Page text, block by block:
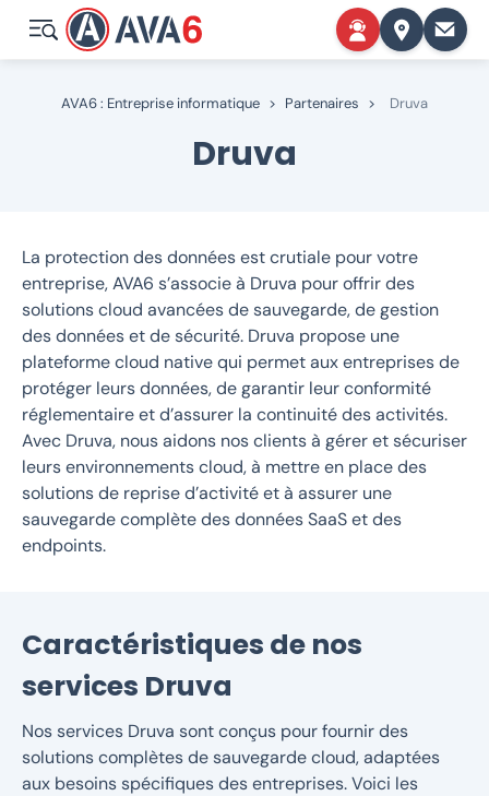
AVA6 : Entreprise informatique > Partenaires > Druva
Druva
La protection des données estcrutiale pour votre
entreprise,AVA6 s’associe à Druva pour offrir des
solutions cloud avancées de sauvegarde, de gestion
des données et de sécurité. Druva propose une
plateforme cloud native qui permet aux entreprises de
protéger leurs données, de garantir leur conformité
réglementaire et d’assurer la continuité des activités.
Avec Druva, nous aidons nos clients à gérer et sécuriser
leurs environnements cloud, à mettre en place des
solutions de reprise d’activité et à assurer une
sauvegarde complète des données SaaS et des
endpoints.
Caractéristiques de nos
services Druva
Nos services Druva sont conçus pour fournir des
solutions complètes de sauvegarde cloud, adaptées
aux besoins spécifiques des entreprises. Voici les